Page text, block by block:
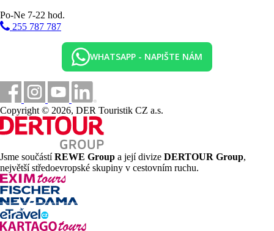
Po-Ne 7-22 hod.
255 787 787
WHATSAPP - NAPIŠTE NÁM
Copyright © 2026, DER Touristik CZ a.s.
Jsme součástíREWE Group a její divize DERTOUR Group,
největší středoevropské skupiny v cestovním ruchu.